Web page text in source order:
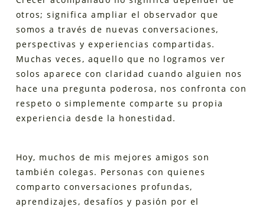
otros; significa ampliar el observador que
somos a través de nuevas conversaciones,
perspectivas y experiencias compartidas.
Muchas veces, aquello que no logramos ver
solos aparece con claridad cuando alguien nos
hace una pregunta poderosa, nos confronta con
respeto o simplemente comparte su propia
experiencia desde la honestidad.
Hoy, muchos de mis mejores amigos son
también colegas. Personas con quienes
comparto conversaciones profundas,
aprendizajes, desafíos y pasión por el